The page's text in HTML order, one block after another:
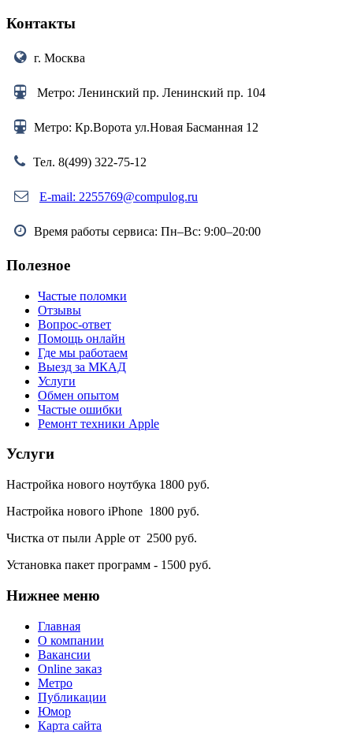
Контакты
г. Москва
Метро: Ленинский пр. Ленинский пр. 104
Метро: Кр.Ворота ул.Новая Басманная 12
Тел. 8(499) 322-75-12
E-mail: 2255769@compulog.ru
Время работы сервиса: Пн–Вс: 9:00–20:00
Полезное
Частые поломки
Отзывы
Вопрос-ответ
Помощь онлайн
Где мы работаем
Выезд за МКАД
Услуги
Обмен опытом
Частые ошибки
Ремонт техники Apple
Услуги
Настройка нового ноутбука 1800 руб.
Настройка нового iPhone 1800 руб.
Чистка от пыли Apple от 2500 руб.
Установка пакет программ - 1500 руб.
Нижнее меню
Главная
О компании
Вакансии
Online заказ
Метро
Публикации
Юмор
Карта сайта